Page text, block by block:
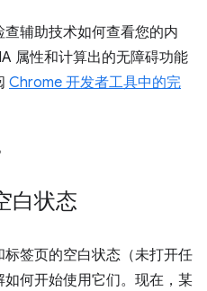
辅助技术如何查看您的内
属性和计算出的无障碍功能
Chrome 开发者工具中的完
白状态
签页的空白状态（未打开任
何开始使用它们。现在，某